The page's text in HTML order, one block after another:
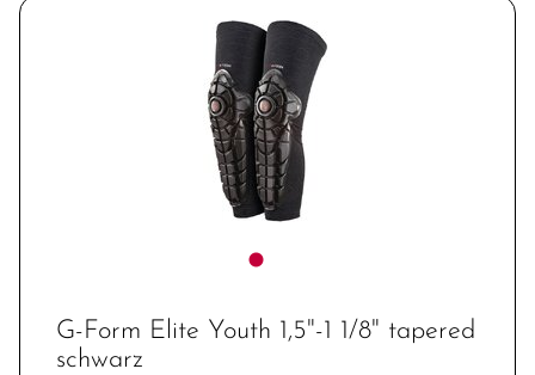
G-Form Elite Youth 1,5"-1 1/8" tapered
schwarz